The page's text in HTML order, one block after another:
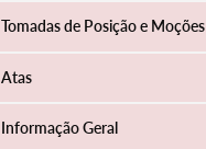
Tomadas de Posição e Moções
Atas
Informação Geral